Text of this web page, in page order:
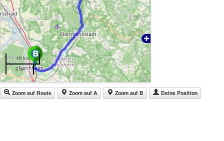
10 km
5 mi
Zoom auf Route Zoom auf A Zoom auf B Deine Position